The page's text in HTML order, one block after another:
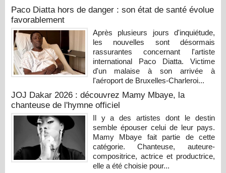
Paco Diatta hors de danger : son état de santé évolue
favorablement
Après plusieurs jours d'inquiétude,
les nouvelles sont désormais
rassurantes concernant l'artiste
international Paco Diatta. Victime
d'un malaise à son arrivée à
l'aéroport de Bruxelles-Charleroi...
JOJ Dakar 2026 : découvrez Mamy Mbaye, la
chanteuse de l'hymne officiel
Il y a des artistes dont le destin
semble épouser celui de leur pays.
Mamy Mbaye fait partie de cette
catégorie. Chanteuse, auteure-
compositrice, actrice et productrice,
elle a été choisie pour...